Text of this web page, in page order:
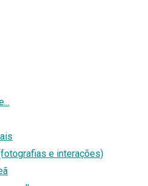
e interações)